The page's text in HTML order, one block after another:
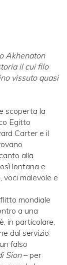
Akhenaton
il cui filo
vissuto quasi
scoperta la
Egitto
Carter e il
alla
lontana e
voci malevole e
mondiale
a una
in particolare,
dal servizio
falso
Sion– per